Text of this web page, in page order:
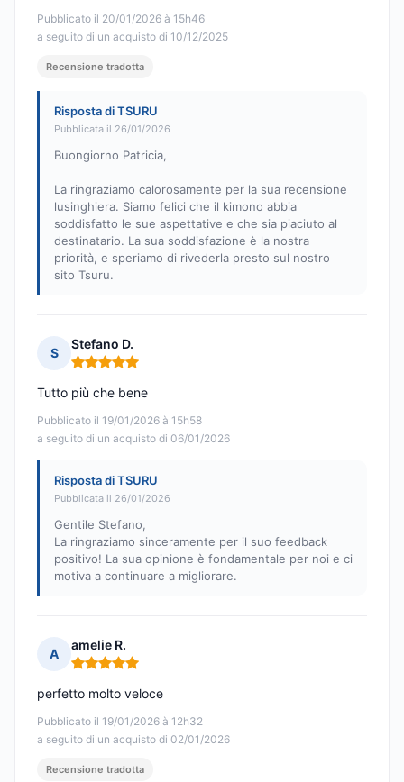
Pubblicato il 20/01/2026 à 15h46
a seguito di un acquisto di 10/12/2025
Recensione tradotta
Risposta di TSURU
Pubblicata il 26/01/2026
Buongiorno Patricia,
La ringraziamo calorosamente per la sua recensione
lusinghiera. Siamo felici che il kimono abbia
soddisfatto le sue aspettative e che sia piaciuto al
destinatario. La sua soddisfazione è la nostra
priorità, e speriamo di rivederla presto sul nostro
sito Tsuru.
S
Stefano D.
Nota: 5 su 5
Pubblicato il 19/01/2026 à 15h58
a seguito di un acquisto di 06/01/2026
Tutto più che bene
Risposta di TSURU
Pubblicata il 26/01/2026
Gentile Stefano,
La ringraziamo sinceramente per il suo feedback
positivo! La sua opinione è fondamentale per noi e ci
motiva a continuare a migliorare.
A
amelie R.
Nota: 5 su 5
Pubblicato il 19/01/2026 à 12h32
a seguito di un acquisto di 02/01/2026
perfetto molto veloce
Recensione tradotta